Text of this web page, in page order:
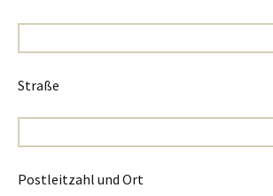
Straße
Postleitzahl und Ort